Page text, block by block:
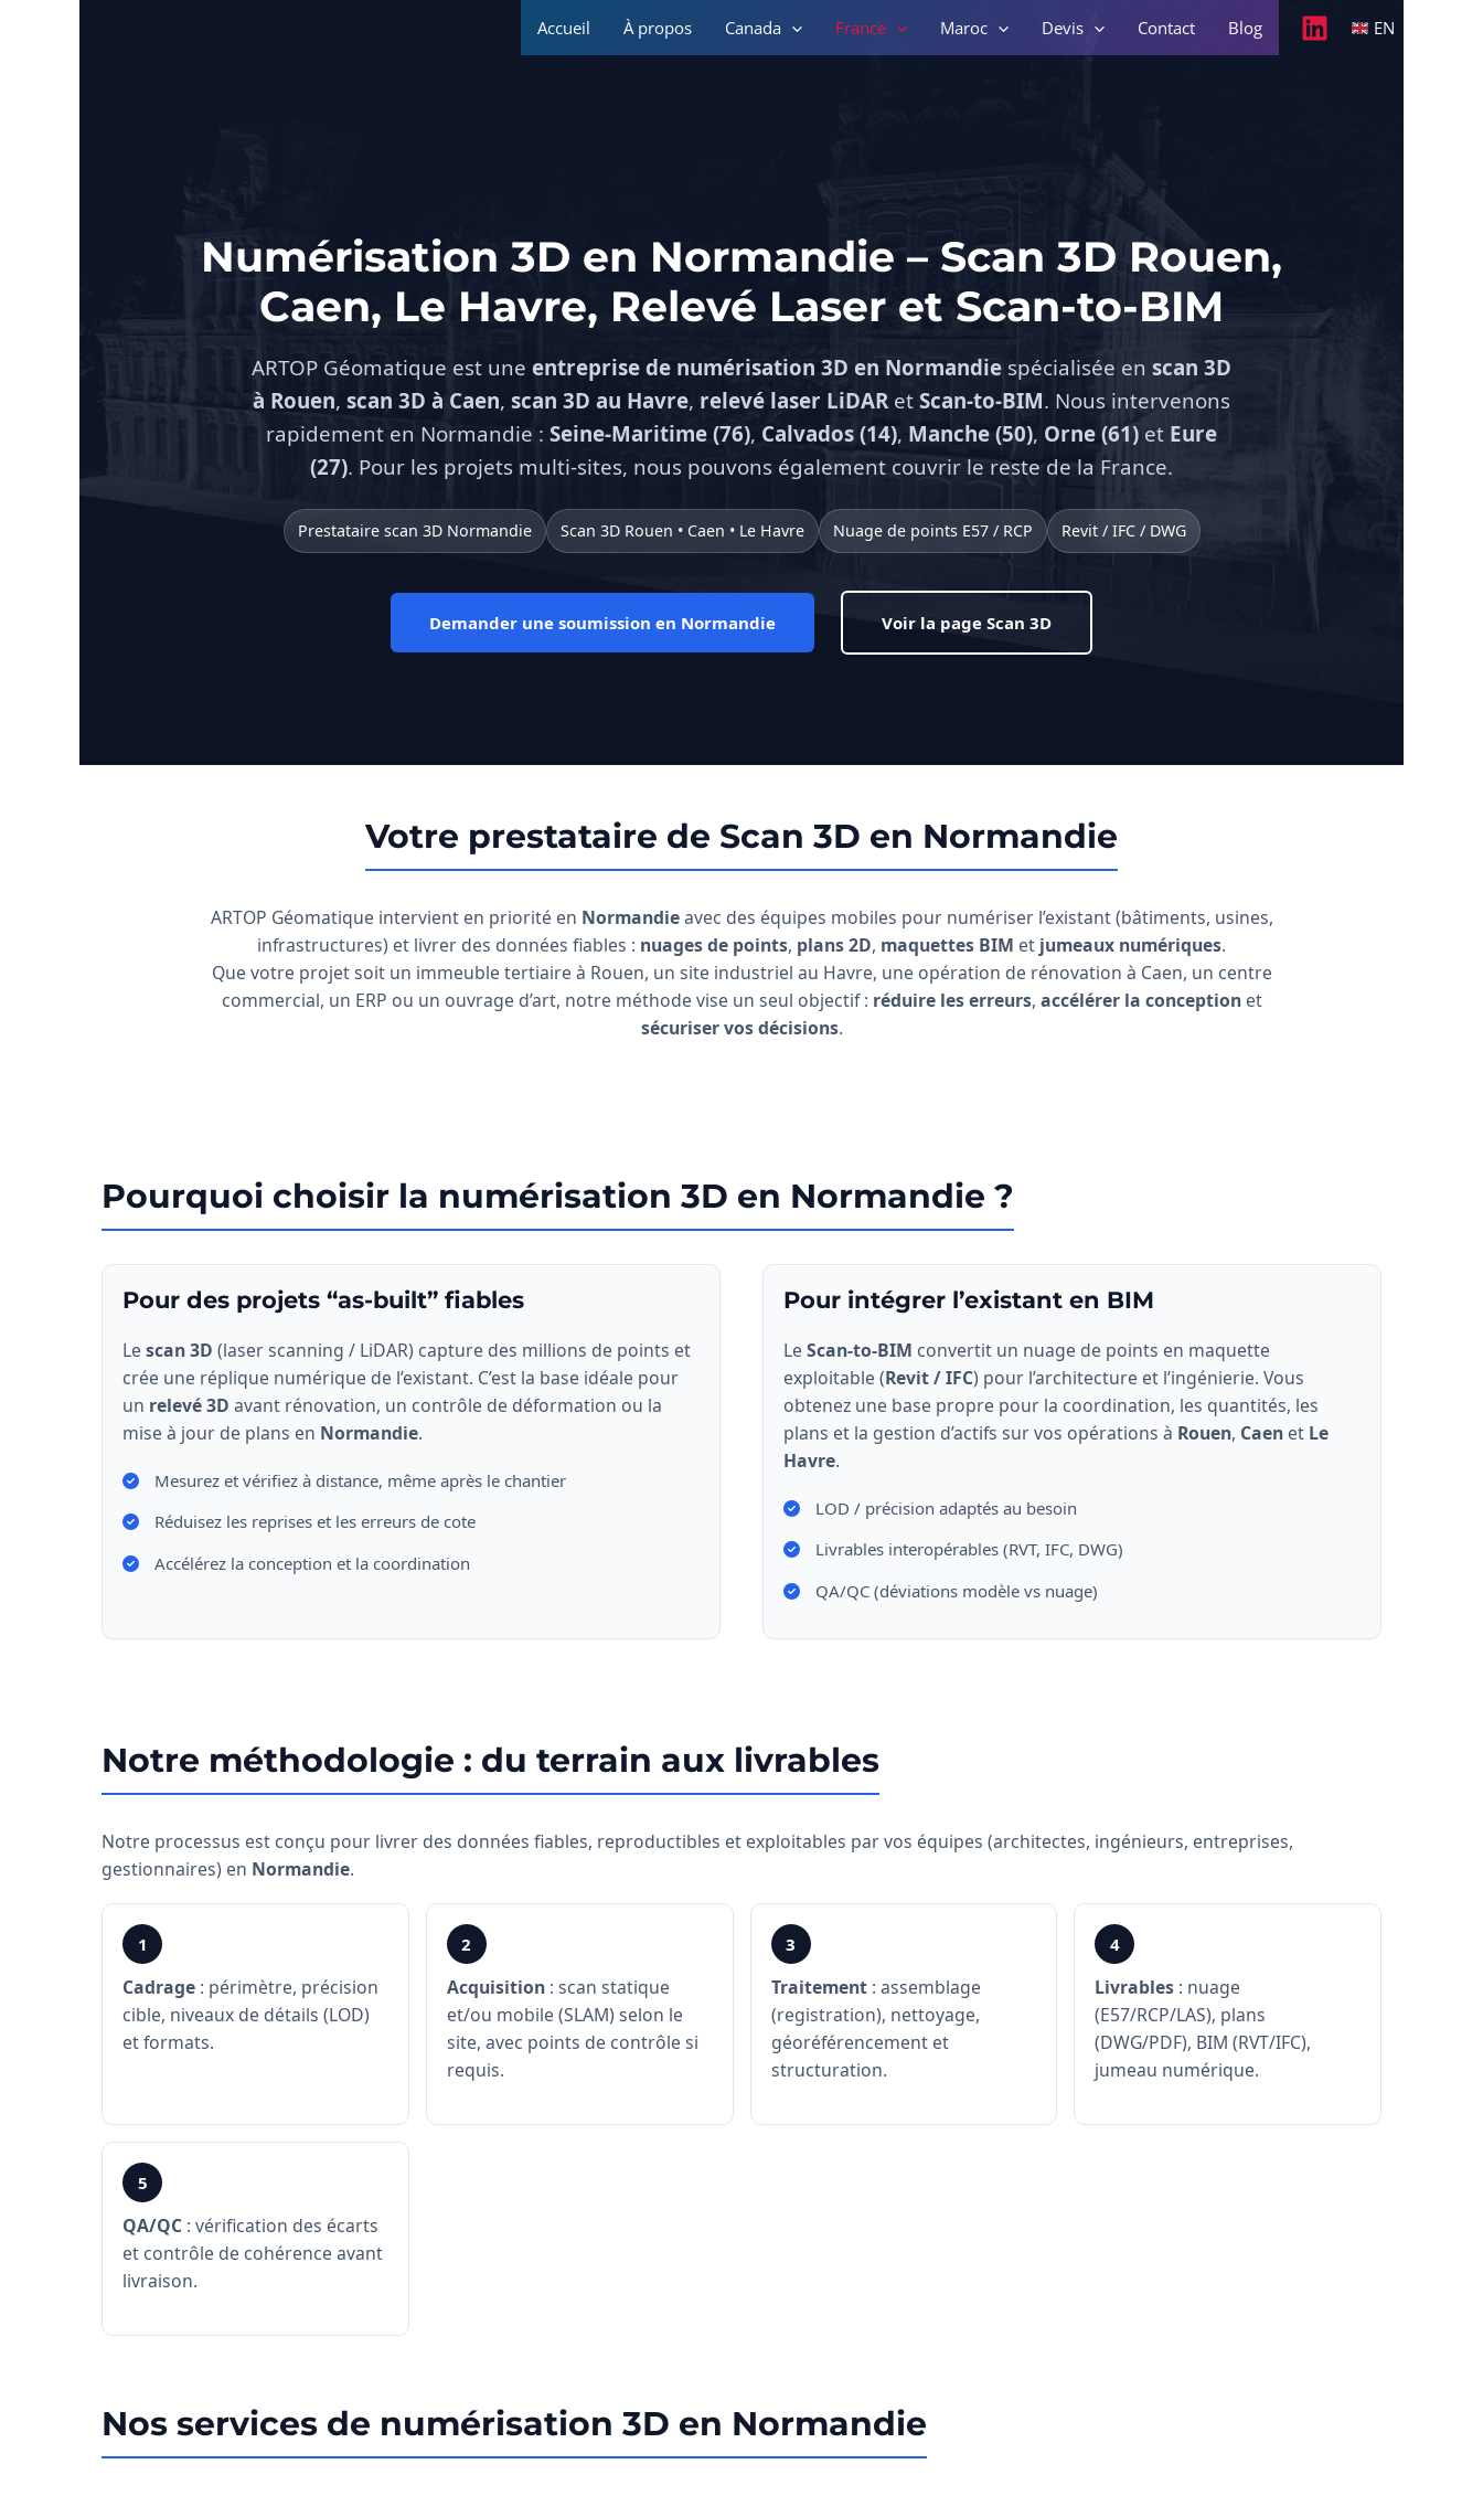
Accueil À propos Canada France Maroc Devis Contact Blog EN
Numérisation 3D en Normandie – Scan 3D Rouen,
Caen, Le Havre, Relevé Laser et Scan-to-BIM
ARTOP Géomatique est une entreprise de numérisation 3D en Normandie spécialisée en scan 3D
à Rouen, scan 3D à Caen, scan 3D au Havre, relevé laser LiDAR et Scan-to-BIM. Nous intervenons
rapidement en Normandie : Seine-Maritime (76), Calvados (14), Manche (50), Orne (61) et Eure
(27). Pour les projets multi-sites, nous pouvons également couvrir le reste de la France.
Prestataire scan 3D Normandie Scan 3D Rouen • Caen • Le Havre Nuage de points E57 / RCP Revit / IFC / DWG
Demander une soumission en Normandie Voir la page Scan 3D
Votre prestataire de Scan 3D en Normandie
ARTOP Géomatique intervient en priorité en Normandieavec des équipes mobiles pour numériser l’existant (bâtiments, usines,
infrastructures) et livrer des données fiables : nuages de points, plans 2D, maquettes BIM et jumeaux numériques.
Que votre projet soit un immeuble tertiaire à Rouen, un site industriel au Havre, une opération de rénovation à Caen, un centre
commercial, un ERP ou un ouvrage d’art, notre méthode vise un seul objectif : réduire les erreurs, accélérer la conceptionet
sécuriser vos décisions.
Pourquoi choisir la numérisation 3D en Normandie ?
Pour des projets “as-built” fiables
Le scan 3D (laser scanning / LiDAR) capture des millions de points et
crée une réplique numérique de l’existant. C’est la base idéale pour
un relevé 3D avant rénovation, un contrôle de déformation ou la
mise à jour de plans en Normandie.
Mesurez et vérifiez à distance, même après le chantier
Réduisez les reprises et les erreurs de cote
Accélérez la conception et la coordination
Pour intégrer l’existant en BIM
Le Scan-to-BIM convertit un nuage de points en maquette
exploitable (Revit / IFC) pour l’architecture et l’ingénierie. Vous
obtenez une base propre pour la coordination, les quantités, les
plans et la gestion d’actifs sur vos opérations à Rouen, Caenet Le
Havre.
LOD / précision adaptés au besoin
Livrables interopérables (RVT, IFC, DWG)
QA/QC (déviations modèle vs nuage)
Notre méthodologie : du terrain aux livrables
Notre processus est conçu pour livrer des données fiables, reproductibles et exploitables par vos équipes (architectes, ingénieurs, entreprises,
gestionnaires) en Normandie.
1
Cadrage : périmètre, précision
cible, niveaux de détails (LOD)
et formats.
2
Acquisition: scan statique
et/ou mobile (SLAM) selon le
site, avec points de contrôle si
requis.
3
Traitement: assemblage
(registration), nettoyage,
géoréférencement et
structuration.
4
Livrables : nuage
(E57/RCP/LAS), plans
(DWG/PDF), BIM (RVT/IFC),
jumeau numérique.
5
QA/QC : vérification des écarts
et contrôle de cohérence avant
livraison.
Nos services de numérisation 3D en Normandie